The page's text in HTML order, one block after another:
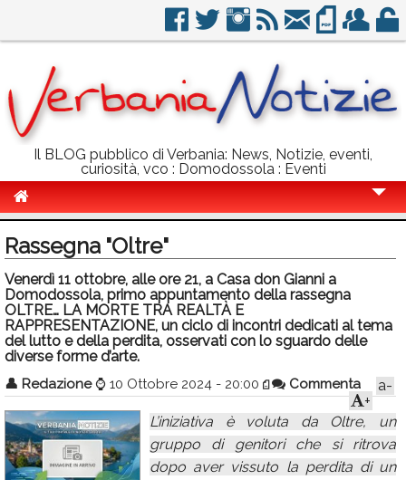
Il BLOG pubblico di Verbania: News, Notizie, eventi,
curiosità, vco : Domodossola : Eventi
Politica
Sport
Eventi
Info Utili
Rubriche
Calendario
Annunci
Rassegna "Oltre"
Venerdì 11 ottobre, alle ore 21, a Casa don Gianni a
Domodossola, primo appuntamento della rassegna
OLTRE… LA MORTE TRA REALTÀ E
RAPPRESENTAZIONE, un ciclo di incontri dedicati al tema
del lutto e della perdita, osservati con lo sguardo delle
diverse forme d’arte.
👤 Redazione ⌚ 10 Ottobre 2024 - 20:00 Commenta
a-
+
L’iniziativa è voluta da Oltre, un
gruppo di genitori che si ritrova
dopo aver vissuto la perdita di un